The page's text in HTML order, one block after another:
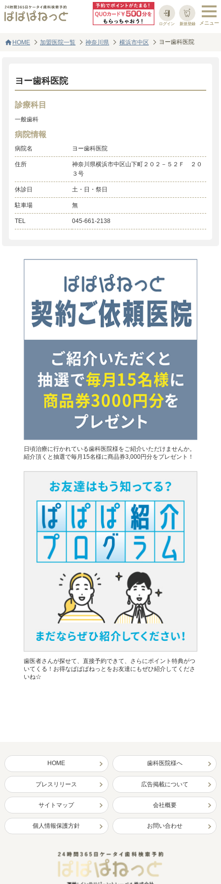
新規登録
ログイン
homeHOME 加盟医院一覧 神奈川県 横浜市中区 ヨー歯科医院
ヨー歯科医院
診療科目
一般歯科
病院情報
病院名 ヨー歯科医院
住所
神奈川県横浜市中区山下町２０２－５２Ｆ ２０
３号
休診日 土・日・祭日
駐車場 無
TEL 045-661-2138
日頃治療に行かれている歯科医院様をご紹介いただけませんか。
紹介頂くと抽選で毎月15名様に商品券3,000円分をプレゼント！
歯医者さんが探せて、直接予約できて、さらにポイント特典がつ
いてくる！お得なぱぱぱねっとをお友達にもぜひ紹介してくださ
いね☆
HOME 歯科医院様へ
プレスリリース 広告掲載について
サイトマップ 会社概要
個人情報保護方針 お問い合わせ